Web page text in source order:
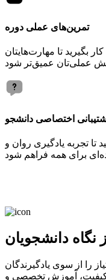
تمرین‌های عملی دوره
بگیرید تا مهارت‌هایتان
اختصاصی دانشجو
تجربه یادگیری روان و
نگاه دانشجویان
را از سوی یادگیرندگان
آموزش تخصصی و